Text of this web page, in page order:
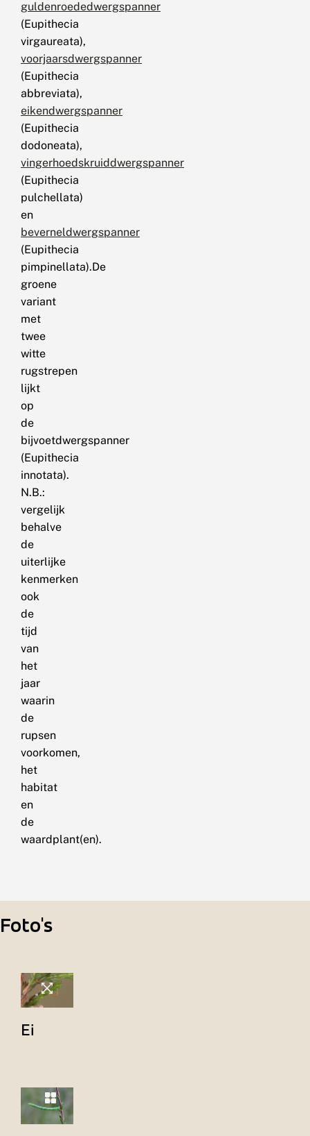
guldenroededwergspanner
(Eupithecia
virgaureata),
voorjaarsdwergspanner
(Eupithecia
abbreviata),
eikendwergspanner
(Eupithecia
dodoneata),
vingerhoedskruiddwergspanner
(Eupithecia
pulchellata)
en
beverneldwergspanner
(Eupithecia
pimpinellata).De
groene
variant
met
twee
witte
rugstrepen
lijkt
op
de
bijvoetdwergspanner
(Eupithecia
innotata).
N.B.:
vergelijk
behalve
de
uiterlijke
kenmerken
ook
de
tijd
van
het
jaar
waarin
de
rupsen
voorkomen,
het
habitat
en
de
waardplant(en).
Foto's
Ei